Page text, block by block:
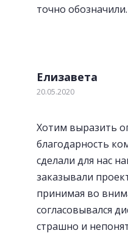
точно обозначили.
Елизавета
20.05.2020
Хотим выразить
благодарность
сделали для нас
заказывали
принимая во
согласовывался
страшно и